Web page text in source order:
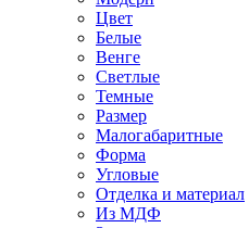
Цвет
Белые
Венге
Светлые
Темные
Размер
Малогабаритные
Форма
Угловые
Отделка и материал
Из МДФ